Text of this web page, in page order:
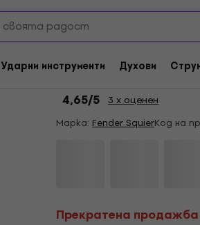
Ударни инструменти Духови
Прекратена продажба
Fender Squier
White Електрическа
4,65/5 3 x оценен
Марка: Fender SquierКод на
Прекратена продажба